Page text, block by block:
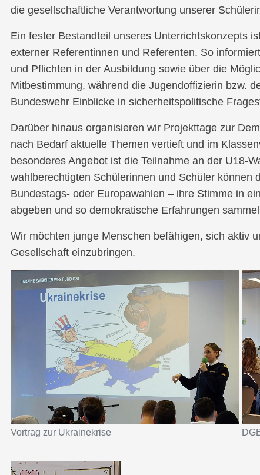
die gesellschaftliche Verantwortung unserer
Ein fester Bestandteil unseres Unterrichtskonzepts
externer Referentinnen und Referenten. So
und Pflichten in der Ausbildung sowie über die
Mitbestimmung, während die Jugendoffizierin bzw.
Bundeswehr Einblicke in sicherheitspolitische
Darüber hinaus organisieren wir Projekttage zur
nach Bedarf aktuelle Themen vertieft und im
besonderes Angebot ist die Teilnahme an der U18-
wahlberechtigten Schülerinnen und Schüler können
Bundestags- oder Europawahlen – ihre Stimme in
abgeben und so demokratische Erfahrungen
Wir möchten junge Menschen befähigen, sich aktiv
Gesellschaft einzubringen.
Vortrag zur Ukrainekrise